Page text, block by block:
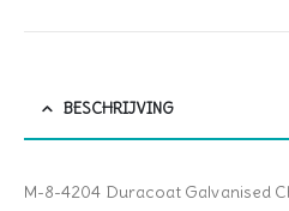
BESCHRIJVING
M-8-4204 Duracoat Galvanised